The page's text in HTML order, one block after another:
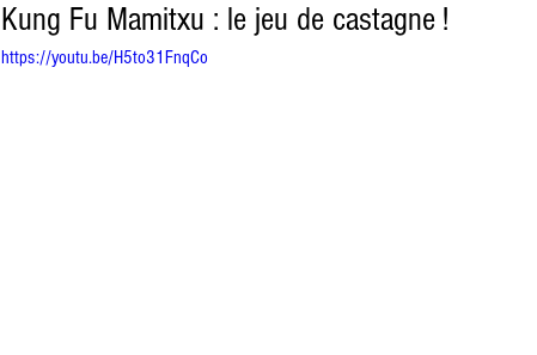
Kung Fu Mamitxu : le jeu de castagne !
https://youtu.be/H5to31FnqCo